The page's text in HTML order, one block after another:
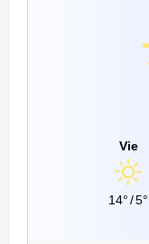
Vie
14°/5°